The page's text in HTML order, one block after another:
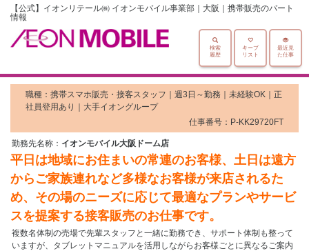
【公式】イオンリテール㈱ イオンモバイル事業部｜大阪｜携帯販売のパート
情報
最近見
た仕事
キープ
リスト
検索
履歴
職種：携帯スマホ販売・接客スタッフ｜週3日～勤務｜未経験OK｜正
社員登用あり｜大手イオングループ
仕事番号：P-KK29720FT
勤務先名称： イオンモバイル大阪ドーム店
平日は地域にお住まいの常連のお客様、土日は遠方
からご家族連れなど多様なお客様が来店されるた
め、その場のニーズに応じて最適なプランやサービ
スを提案する接客販売のお仕事です。
複数名体制の売場で先輩スタッフと一緒に勤務でき、サポート体制も整って
いますが、タブレットマニュアルを活用しながらお客様ごとに異なるご案内